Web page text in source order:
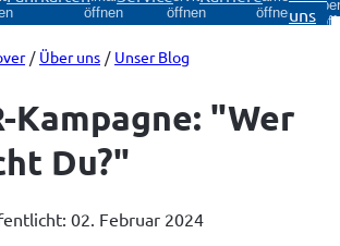
öffnen
öffnen
öffnenuns
Über uns Unser Blog
Kampagne: "Wer
Du?"
02. Februar 2024